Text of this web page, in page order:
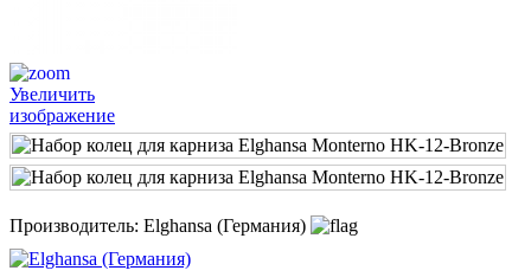
Увеличить
изображение
Производитель: Elghansa (Германия)